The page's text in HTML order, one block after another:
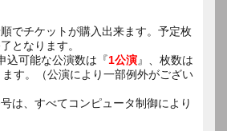
でチケットが購入出来ます。予定枚
となります。
込可能な公演数は『1公演』、枚数は
す。（公演により一部例外がござい
は、すべてコンピュータ制御により